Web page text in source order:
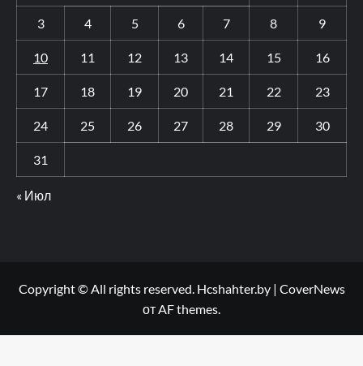
3 4 5 6 7 8 9
10 11 12 13 14 15 16
17 18 19 20 21 22 23
24 25 26 27 28 29 30
31
« Июл
Copyright © All rights reserved. Hcshahter.by | CoverNews
от AF themes.